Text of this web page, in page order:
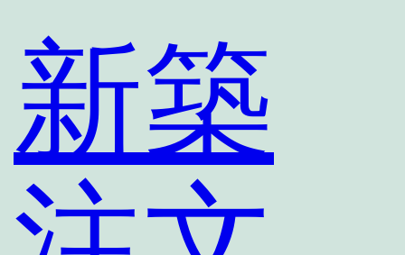
新築